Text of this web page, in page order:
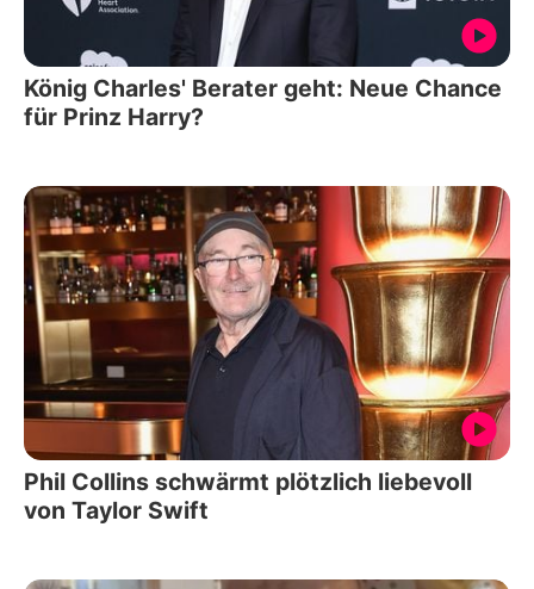
König Charles' Berater geht: Neue Chance
für Prinz Harry?
Phil Collins schwärmt plötzlich liebevoll
von Taylor Swift